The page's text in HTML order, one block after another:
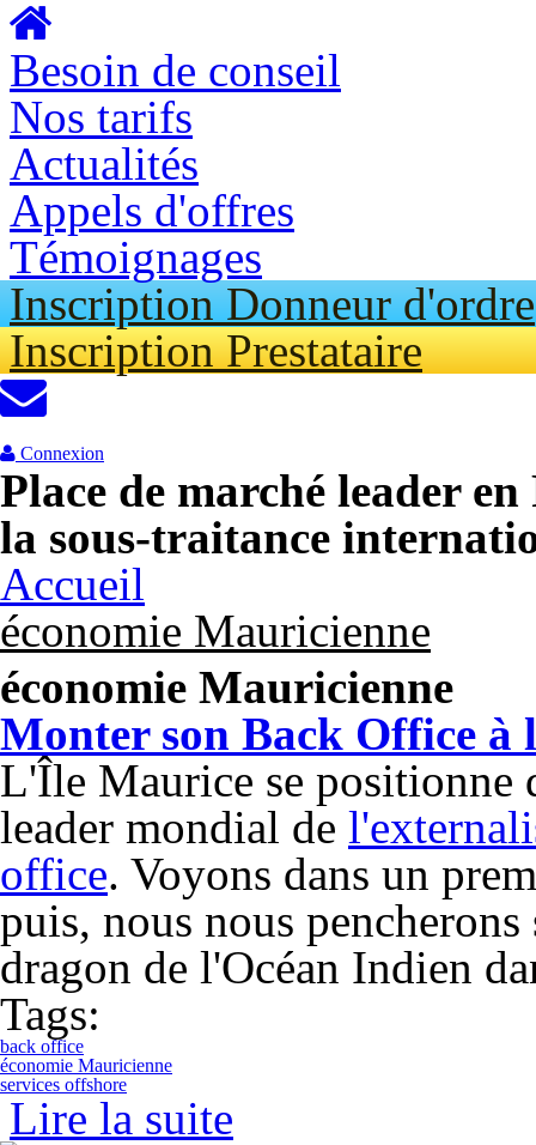
Aller au contenu principal
Besoin de conseil
Nos tarifs
Actualités
Appels d'offres
Témoignages
Inscription Donneur d'ordre
Inscription Prestataire
Connexion
Place de marché leader
la sous-traitance
Accueil
économie Mauricienne
économie Mauricienne
Monter son Back Office
L'Île Maurice se positionne
leader mondial de
office. Voyons dans un
puis, nous nous
dragon de l'Océan Indien
Tags:
back office
économie Mauricienne
services offshore
Lire la suite